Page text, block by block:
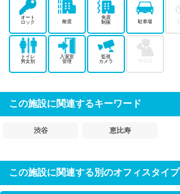
オート
ロック
耐震
免震
制振
駐車場
トイレ
男女別
入退室
管理
監視
カメラ
この施設に関連するキーワード
渋谷 恵比寿
この施設に関連する別のオフィスタイプ